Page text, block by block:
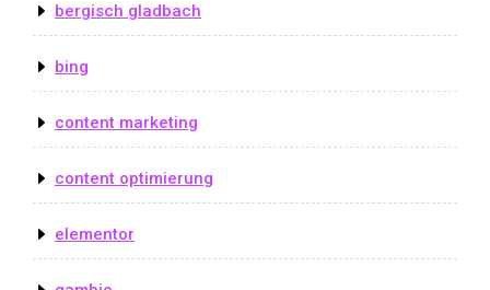
bergisch gladbach
bing
content marketing
content optimierung
elementor